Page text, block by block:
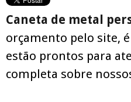
Caneta de metal
orçamento pelo site,
estão prontos para
completa sobre